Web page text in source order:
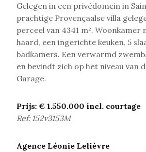
Gelegen in een privédomein in
prachtige Provençaalse villa
perceel van 4341 m². Woonkamer
haard, een ingerichte keuken, 5
badkamers. Een verwarmd
en bevindt zich op het niveau van
Garage.
Prijs: € 1.550.000 incl. courtage
Ref: 152v3153M
Agence Léonie Lelièvre